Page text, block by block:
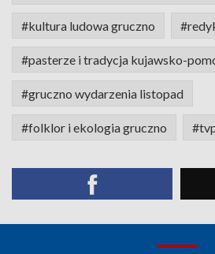
#kultura ludowa gruczno
#pasterze i tradycja kujawsko-
#gruczno wydarzenia listopad
#folklor i ekologia gruczno